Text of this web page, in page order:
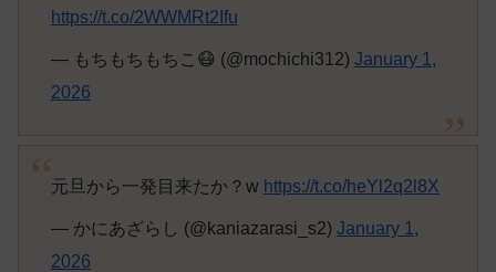
https://t.co/2WWMRt2Ifu
— もちもちもちこ😷 (@mochichi312) January 1,
2026
元旦から一発目来たか？w https://t.co/heYl2q2l8X
— かにあざらし (@kaniazarasi_s2) January 1,
2026